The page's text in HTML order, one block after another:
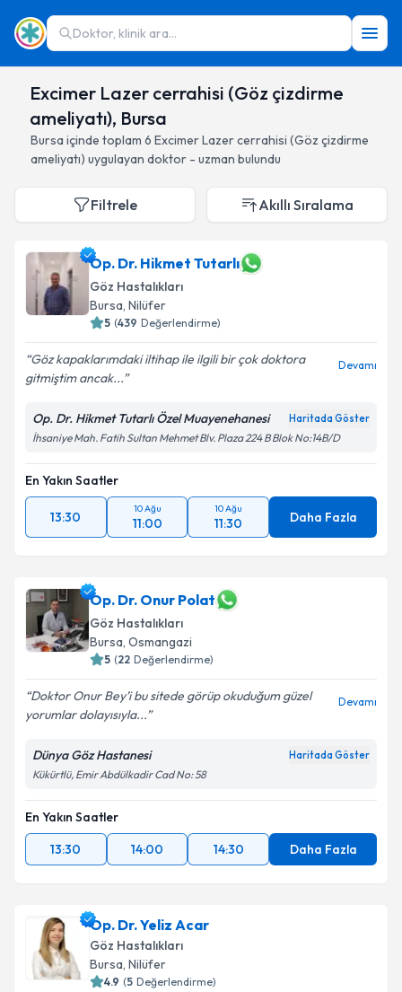
Doktor, klinik ara...
Excimer Lazer cerrahisi (Göz çizdirme
ameliyatı), Bursa
Bursa içinde toplam 6 Excimer Lazer cerrahisi (Göz çizdirme
ameliyatı) uygulayan doktor - uzman bulundu
Filtrele Akıllı Sıralama
Op. Dr. Hikmet Tutarlı
Göz Hastalıkları
Bursa, Nilüfer
5 (439 Değerlendirme)
Göz kapaklarımdaki iltihap ile ilgili bir çok doktora
gitmiştim ancak...
Devamı
Op. Dr. Hikmet Tutarlı Özel Muayenehanesi Haritada Göster
İhsaniye Mah. Fatih Sultan Mehmet Blv. Plaza 224 B Blok No:14B/D
En Yakın Saatler
13:30
10 Ağu
11:00
10 Ağu
11:30 Daha Fazla
Op. Dr. Onur Polat
Göz Hastalıkları
Bursa, Osmangazi
5 (22 Değerlendirme)
Doktor Onur Bey’i bu sitede görüp okuduğum güzel
yorumlar dolayısıyla...
Devamı
Dünya Göz Hastanesi Haritada Göster
Kükürtlü, Emir Abdülkadir Cad No: 58
En Yakın Saatler
13:30
14:00 14:30 Daha Fazla
Op. Dr. Yeliz Acar
Göz Hastalıkları
Bursa, Nilüfer
4.9 (5 Değerlendirme)